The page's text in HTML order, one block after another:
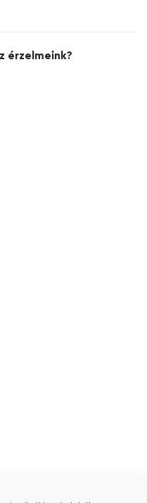
érzelmeink?